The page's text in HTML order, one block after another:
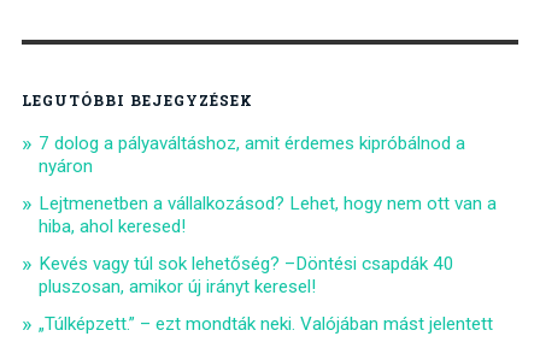
LEGUTÓBBI BEJEGYZÉSEK
7 dolog a pályaváltáshoz, amit érdemes kipróbálnod a
nyáron
Lejtmenetben a vállalkozásod? Lehet, hogy nem ott van a
hiba, ahol keresed!
Kevés vagy túl sok lehetőség? –Döntési csapdák 40
pluszosan, amikor új irányt keresel!
„Túlképzett.” – ezt mondták neki. Valójában mást jelentett